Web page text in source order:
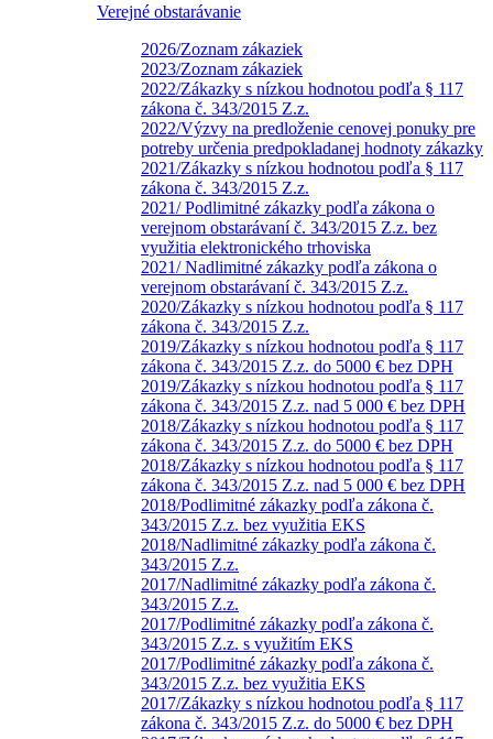
Verejné obstarávanie
2026/Zoznam zákaziek
2023/Zoznam zákaziek
2022/Zákazky s nízkou hodnotou podľa § 117
zákona č. 343/2015 Z.z.
2022/Výzvy na predloženie cenovej ponuky pre
potreby určenia predpokladanej hodnoty zákazky
2021/Zákazky s nízkou hodnotou podľa § 117
zákona č. 343/2015 Z.z.
2021/ Podlimitné zákazky podľa zákona o
verejnom obstarávaní č. 343/2015 Z.z. bez
využitia elektronického trhoviska
2021/ Nadlimitné zákazky podľa zákona o
verejnom obstarávaní č. 343/2015 Z.z.
2020/Zákazky s nízkou hodnotou podľa § 117
zákona č. 343/2015 Z.z.
2019/Zákazky s nízkou hodnotou podľa § 117
zákona č. 343/2015 Z.z. do 5000 € bez DPH
2019/Zákazky s nízkou hodnotou podľa § 117
zákona č. 343/2015 Z.z. nad 5 000 € bez DPH
2018/Zákazky s nízkou hodnotou podľa § 117
zákona č. 343/2015 Z.z. do 5000 € bez DPH
2018/Zákazky s nízkou hodnotou podľa § 117
zákona č. 343/2015 Z.z. nad 5 000 € bez DPH
2018/Podlimitné zákazky podľa zákona č.
343/2015 Z.z. bez využitia EKS
2018/Nadlimitné zákazky podľa zákona č.
343/2015 Z.z.
2017/Nadlimitné zákazky podľa zákona č.
343/2015 Z.z.
2017/Podlimitné zákazky podľa zákona č.
343/2015 Z.z. s využitím EKS
2017/Podlimitné zákazky podľa zákona č.
343/2015 Z.z. bez využitia EKS
2017/Zákazky s nízkou hodnotou podľa § 117
zákona č. 343/2015 Z.z. do 5000 € bez DPH